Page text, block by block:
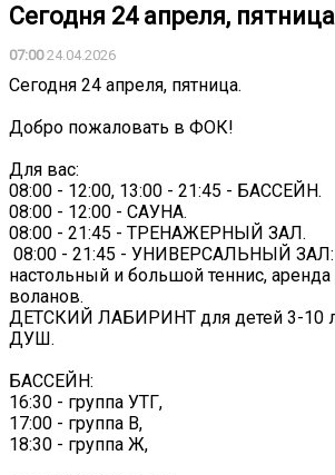
Сегодня 24 апреля,
07:0024.04.2026
Сегодня 24 апреля, пятница.
Добро пожаловать в ФОК!
Для вас:
08:00 - 12:00, 13:00 - 21:45 - БАССЕЙН.
08:00 - 12:00 - САУНА.
08:00 - 21:45 - ТРЕНАЖЕРНЫЙ ЗАЛ.
08:00 - 21:45 - УНИВЕРСАЛЬНЫЙ ЗАЛ:
настольный и большой теннис,
воланов.
ДЕТСКИЙ ЛАБИРИНТ для детей 3-10
ДУШ.
БАССЕЙН:
16:30 - группа УТГ,
17:00 - группа В,
18:30 - группа Ж,